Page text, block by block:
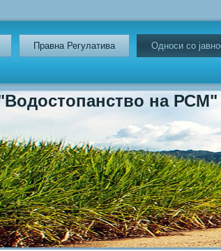
Правна Регулатива Oдноси со
на РСМ" -